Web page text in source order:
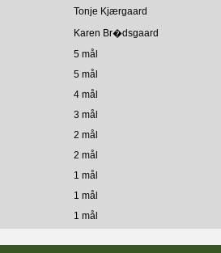
Tonje Kjærgaard
Karen Br�dsgaard
5 mål
5 mål
4 mål
3 mål
2 mål
2 mål
1 mål
1 mål
1 mål